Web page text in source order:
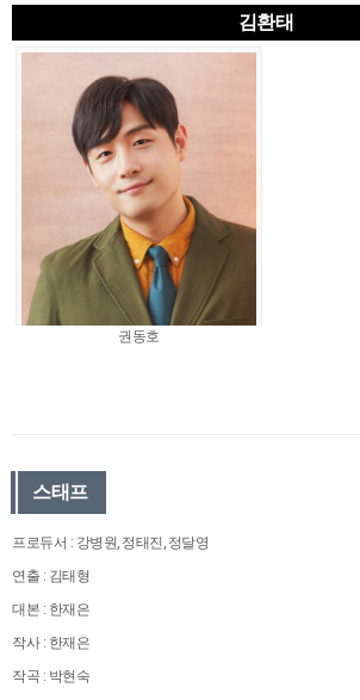
김환태
권동호
스태프
프로듀서 : 강병원, 정태진, 정달영
연출 : 김태형
대본 : 한재은
작사 : 한재은
작곡 : 박현숙